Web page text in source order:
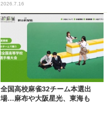
2026.7.16
全国高校麻雀32チーム本選出
場…麻布や大阪星光、東海も